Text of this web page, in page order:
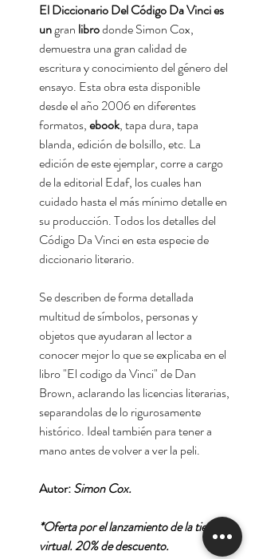
El Diccionario Del Código Da Vinci es
ungran librodonde Simon Cox,
demuestra una gran calidad de
escritura y conocimiento del género del
ensayo. Esta obra esta disponible
desde el año 2006 en diferentes
formatos,ebook, tapa dura, tapa
blanda, edición de bolsillo, etc. La
edición de este ejemplar, corre a cargo
de la editorial Edaf, los cuales han
cuidado hasta el más mínimo detalle en
su producción. Todos los detalles del
Código Da Vinci en esta especie de
diccionario literario.
Se describen de forma detallada
multitud de símbolos, personas y
objetos que ayudaran al lector a
conocer mejor lo que se explicaba en el
libro "El codigo da Vinci" de Dan
Brown, aclarando las licencias literarias,
separandolas de lo rigurosamente
histórico. Ideal también para tener a
mano antes de volver a ver la peli.
Autor:Simon Cox.
*Oferta por el lanzamiento de la tienda
virtual. 20% de descuento.